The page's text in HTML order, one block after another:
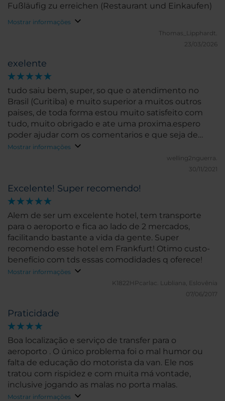
exelente
tudo saiu bem, super, so que o atendimento no
Brasil (Curitiba) e muito superior a muitos outros
paises, de toda forma estou muito satisfeito com
tudo, muito obrigado e ate uma proxima.espero
poder ajudar com os comentarios e que seja de
benefico para o grupo
Mostrar informações
welling2nguerra.
30/11/2021
Excelente! Super recomendo!
Alem de ser um excelente hotel, tem transporte
para o aeroporto e fica ao lado de 2 mercados,
facilitando bastante a vida da gente. Super
recomendo esse hotel em Frankfurt! Otimo custo-
benefício com tds essas comodidades q oferece!
Mostrar informações
K1822HPcarlac. Lubliana, Eslovênia
07/06/2017
Praticidade
Boa localização e serviço de transfer para o
aeroporto . O único problema foi o mal humor ou
falta de educação do motorista da van. Ele nos
tratou com rispidez e com muita má vontade,
inclusive jogando as malas no porta malas.
Mostrar informações
Fußläufig zu erreichen (Restaurant und Einkaufen)
Mostrar informações
Thomas_Lipphardt.
23/03/2026